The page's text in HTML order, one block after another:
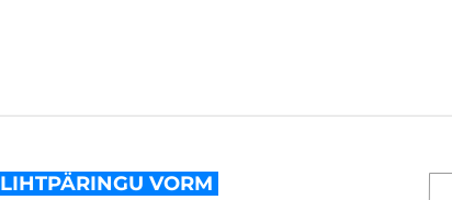
LIHTPÄRINGU VORM